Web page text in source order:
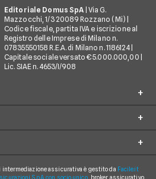
Editoriale Domus SpA | Via G.
Mazzocchi, 1/3 20089 Rozzano (Mi) |
Codice fiscale, partita IVA e iscrizione al
Registro delle Imprese di Milano n.
07835550158 R.E.A. di Milano n. 1186124 |
Capitale sociale versato € 5.000.000,00 |
Lic. SIAE n. 4653/I/908
intermediazione assicurativa è gestito da Facile.it
S.p.A. con socio unico, broker assicurativo